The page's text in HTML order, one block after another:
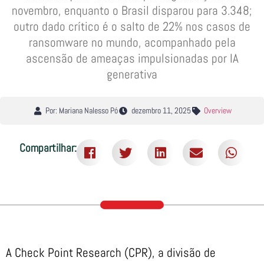
novembro, enquanto o Brasil disparou para 3.348;
outro dado crítico é o salto de 22% nos casos de
ransomware no mundo, acompanhado pela
ascensão de ameaças impulsionadas por IA
generativa
Por: Mariana Nalesso Pó dezembro 11, 2025 Overview
Compartilhar:
A Check Point Research (CPR), a divisão de